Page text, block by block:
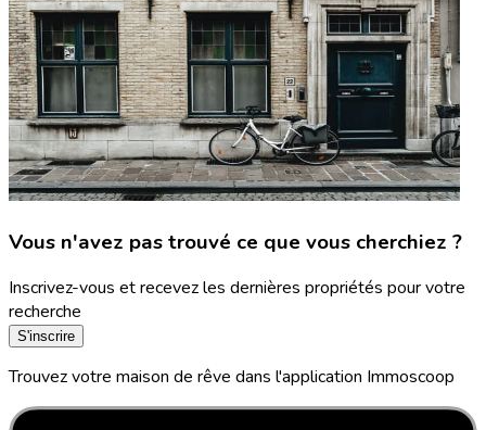
Vous n'avez pas trouvé ce que vous cherchiez ?
Inscrivez-vous et recevez les dernières propriétés pour votre
recherche
S'inscrire
Trouvez votre maison de rêve dans l'application Immoscoop